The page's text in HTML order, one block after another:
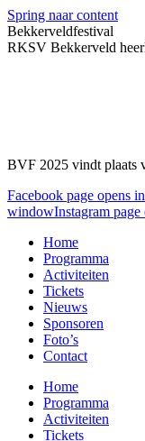
Spring naar content
Bekkerveldfestival
RKSV Bekkerveld
BVF 2025 vindt plaats
Facebook page opens
windowInstagram
Home
Programma
Activiteiten
Tickets
Nieuws
Sponsoren
Foto’s
Contact
Home
Programma
Activiteiten
Tickets